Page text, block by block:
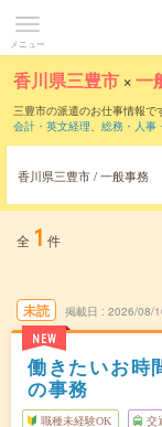
メニュー
香川県三豊市 ×一
三豊市の派遣のお仕事情報で
会計・英文経理、 総務・人事
香川県三豊市 / 一般事務
全 1 件
未読
NEW
掲載日 2026/08/
働きたいお時
の事務
職種未経験OK 交